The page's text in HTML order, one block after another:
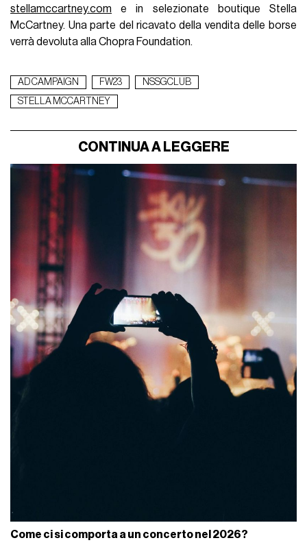
stellamccartney.com e in selezionate boutique Stella
McCartney. Una parte del ricavato della vendita delle borse
verrà devoluta alla Chopra Foundation.
AD CAMPAIGN FW23
NSSGCLUB
STELLA MCCARTNEY
CONTINUA A LEGGERE
Come ci si comporta a un concerto nel 2026?